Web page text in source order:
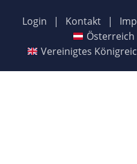
Login | Kontakt |
Österreich
Vereinigtes